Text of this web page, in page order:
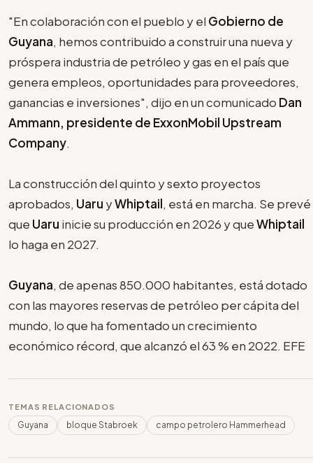
"En colaboración con el pueblo y el Gobierno de
Guyana, hemos contribuido a construir una nueva y
próspera industria de petróleo y gas en el país que
genera empleos, oportunidades para proveedores,
ganancias e inversiones", dijo en un comunicado Dan
Ammann, presidente de ExxonMobil Upstream
Company.
La construcción del quinto y sexto proyectos
aprobados, Uaru yWhiptail, está en marcha. Se prevé
que Uaru inicie su producción en 2026 y queWhiptail
lo haga en 2027.
Guyana, de apenas 850.000 habitantes, está dotado
con las mayores reservas de petróleo per cápita del
mundo, lo que ha fomentado un crecimiento
económico récord, que alcanzó el 63 % en 2022. EFE
TEMAS RELACIONADOS
Guyana bloque Stabroek campo petrolero Hammerhead